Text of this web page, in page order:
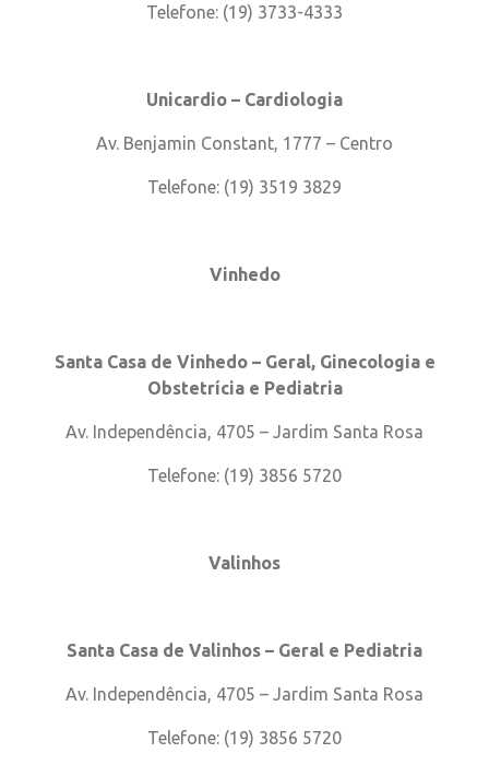
Telefone: (19) 3733-4333
Unicardio – Cardiologia
Av. Benjamin Constant, 1777 – Centro
Telefone: (19) 3519 3829
Vinhedo
Santa Casa de Vinhedo – Geral, Ginecologia e
Obstetrícia e Pediatria
Av. Independência, 4705 – Jardim Santa Rosa
Telefone: (19) 3856 5720
Valinhos
Santa Casa de Valinhos – Geral e Pediatria
Av. Independência, 4705 – Jardim Santa Rosa
Telefone: (19) 3856 5720